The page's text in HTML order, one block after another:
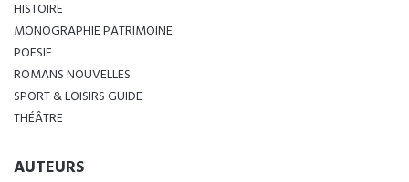
HISTOIRE
MONOGRAPHIE PATRIMOINE
POESIE
ROMANS NOUVELLES
SPORT & LOISIRS GUIDE
THÉÂTRE
AUTEURS